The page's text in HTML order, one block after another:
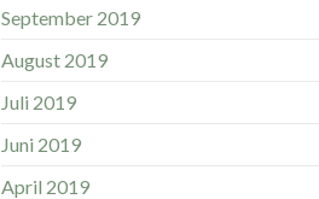
September 2019
August 2019
Juli 2019
Juni 2019
April 2019